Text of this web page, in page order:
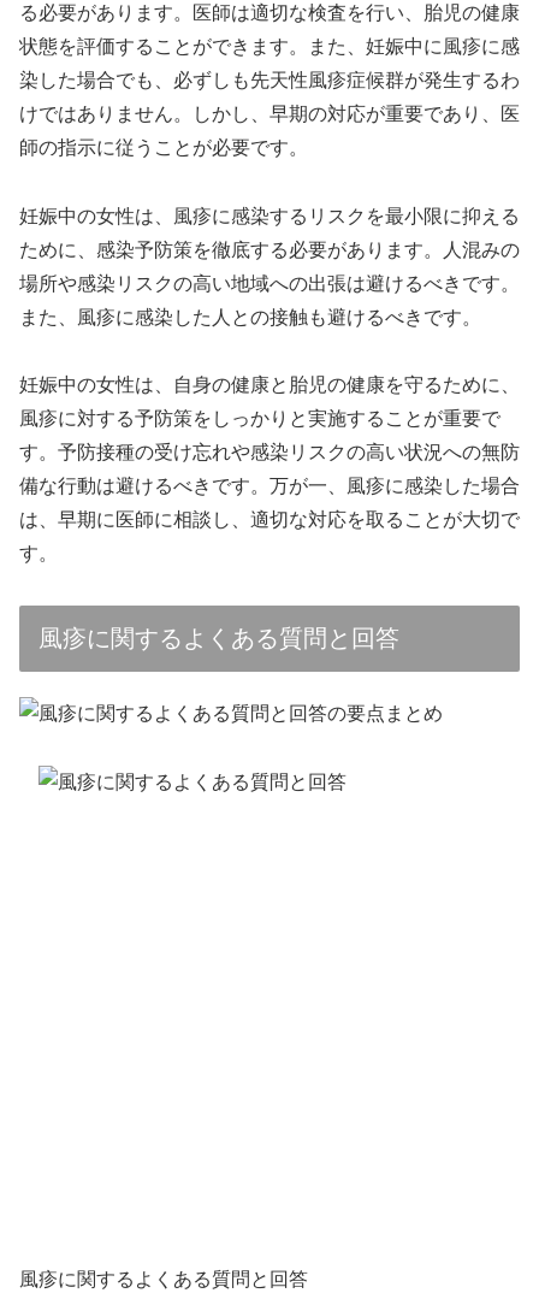
る必要があります。医師は適切な検査を行い、胎児の健康
状態を評価することができます。また、妊娠中に風疹に感
染した場合でも、必ずしも先天性風疹症候群が発生するわ
けではありません。しかし、早期の対応が重要であり、医
師の指示に従うことが必要です。
妊娠中の女性は、風疹に感染するリスクを最小限に抑える
ために、感染予防策を徹底する必要があります。人混みの
場所や感染リスクの高い地域への出張は避けるべきです。
また、風疹に感染した人との接触も避けるべきです。
妊娠中の女性は、自身の健康と胎児の健康を守るために、
風疹に対する予防策をしっかりと実施することが重要で
す。予防接種の受け忘れや感染リスクの高い状況への無防
備な行動は避けるべきです。万が一、風疹に感染した場合
は、早期に医師に相談し、適切な対応を取ることが大切で
す。
風疹に関するよくある質問と回答
風疹に関するよくある質問と回答